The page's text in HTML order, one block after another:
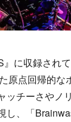
に収録され
原点回帰的
ッチーさやノ
し、「